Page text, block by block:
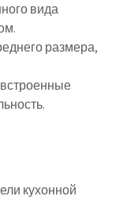
вида
размера,
кухонной